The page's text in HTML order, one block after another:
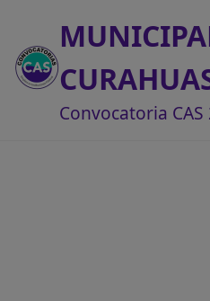
Convocatoria CAS